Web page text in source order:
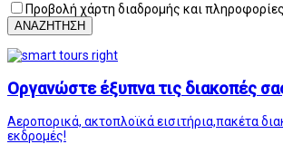
Προβολή χάρτη διαδρομής και
ΑΝΑΖΗΤΗΣΗ
Οργανώστε έξυπνα τις διακοπές
Αεροπορικά, ακτοπλοϊκά εισιτήρια,πακέτα
εκδρομές!